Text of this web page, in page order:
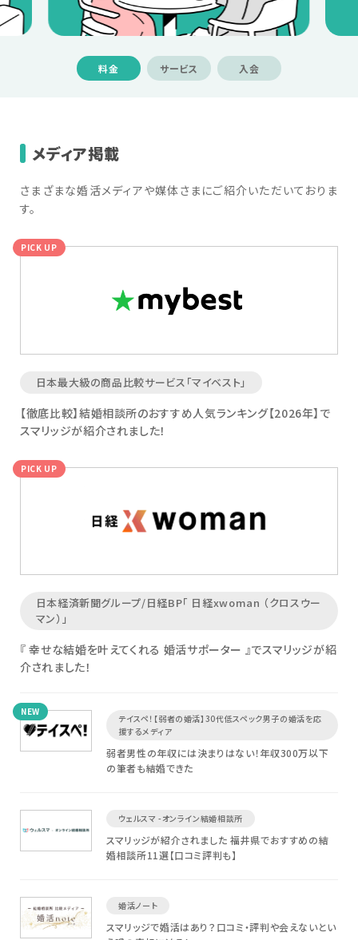
メディア掲載
さまざまな婚活メディアや媒体さまにご紹介いただいておりま
す。
PICK UP
日本最大級の商品比較サービス「マイベスト」
【徹底比較】結婚相談所のおすすめ人気ランキング【2026年】で
スマリッジが紹介されました！
PICK UP
日本経済新聞グループ/日経BP「 日経xwoman （クロスウー
マン）」
『 幸せな結婚を叶えてくれる 婚活サポーター 』でスマリッジが紹
介されました！
NEW
テイスペ！【弱者の婚活】30代低スペック男子の婚活を応
援するメディア
弱者男性の年収には決まりはない！年収300万以下
の筆者も結婚できた
ウェルスマ -オンライン結婚相談所
スマリッジが紹介されました 福井県でおすすめの結
婚相談所11選【口コミ評判も】
婚活ノート
スマリッジで婚活はあり？口コミ・評判や会えないとい